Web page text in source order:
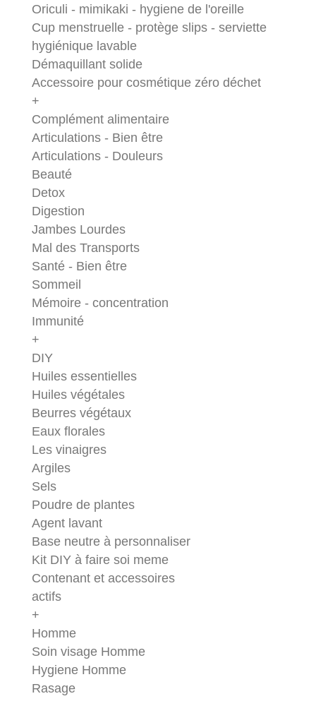
Oriculi - mimikaki - hygiene de l'oreille
Cup menstruelle - protège slips - serviette
hygiénique lavable
Démaquillant solide
Accessoire pour cosmétique zéro déchet
+
Complément alimentaire
Articulations - Bien être
Articulations - Douleurs
Beauté
Detox
Digestion
Jambes Lourdes
Mal des Transports
Santé - Bien être
Sommeil
Mémoire - concentration
Immunité
+
DIY
Huiles essentielles
Huiles végétales
Beurres végétaux
Eaux florales
Les vinaigres
Argiles
Sels
Poudre de plantes
Agent lavant
Base neutre à personnaliser
Kit DIY à faire soi meme
Contenant et accessoires
actifs
+
Homme
Soin visage Homme
Hygiene Homme
Rasage